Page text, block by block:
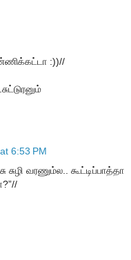
:))//
6:53 PM
வரணும்ல.. கூட்டிப்பாத்தா